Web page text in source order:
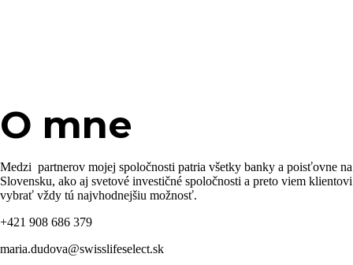
O mne
Medzi partnerov mojej spoločnosti patria všetky banky a poisťovne na
Slovensku, ako aj svetové investičné spoločnosti a preto viem klientovi
vybrať vždy tú najvhodnejšiu možnosť.
+421 908 686 379
maria.dudova@swisslifeselect.sk